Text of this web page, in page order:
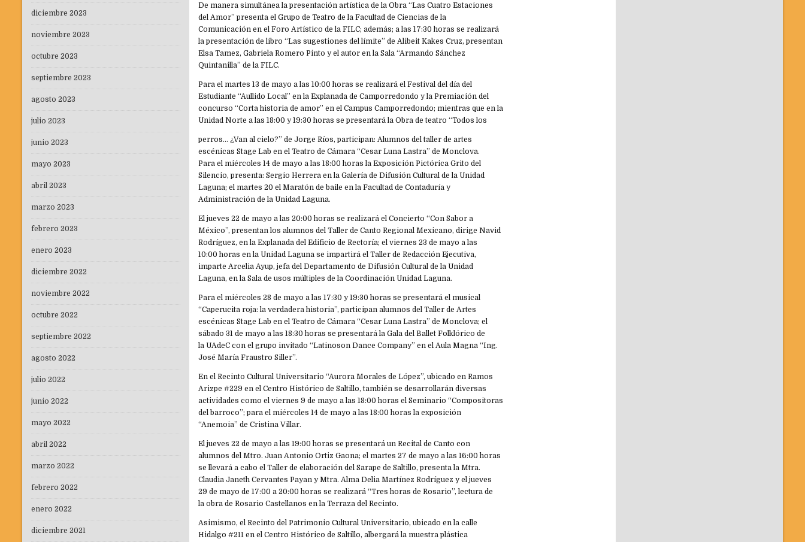
De manera simultánea la presentación artística de la Obra “Las Cuatro Estaciones
del Amor” presenta el Grupo de Teatro de la Facultad de Ciencias de la
Comunicación en el Foro Artístico de la FILC; además; a las 17:30 horas se realizará
la presentación de libro “Las sugestiones del límite” de Alibeit Kakes Cruz, presentan
Elsa Tamez, Gabriela Romero Pinto y el autor en la Sala “Armando Sánchez
Quintanilla” de la FILC.
Para el martes 13 de mayo a las 10:00 horas se realizará el Festival del día del
Estudiante “Aullido Local” en la Explanada de Camporredondo y la Premiación del
concurso “Corta historia de amor” en el Campus Camporredondo; mientras que en la
Unidad Norte a las 18:00 y 19:30 horas se presentará la Obra de teatro “Todos los
perros… ¿Van al cielo?” de Jorge Ríos, participan: Alumnos del taller de artes
escénicas Stage Lab en el Teatro de Cámara “Cesar Luna Lastra” de Monclova.
Para el miércoles 14 de mayo a las 18:00 horas la Exposición Pictórica Grito del
Silencio, presenta: Sergio Herrera en la Galería de Difusión Cultural de la Unidad
Laguna; el martes 20 el Maratón de baile en la Facultad de Contaduría y
Administración de la Unidad Laguna.
El jueves 22 de mayo a las 20:00 horas se realizará el Concierto “Con Sabor a
México”, presentan los alumnos del Taller de Canto Regional Mexicano, dirige Navid
Rodríguez, en la Explanada del Edificio de Rectoría; el viernes 23 de mayo a las
10:00 horas en la Unidad Laguna se impartirá el Taller de Redacción Ejecutiva,
imparte Arcelia Ayup, jefa del Departamento de Difusión Cultural de la Unidad
Laguna, en la Sala de usos múltiples de la Coordinación Unidad Laguna.
Para el miércoles 28 de mayo a las 17:30 y 19:30 horas se presentará el musical
“Caperucita roja: la verdadera historia”, participan alumnos del Taller de Artes
escénicas Stage Lab en el Teatro de Cámara “Cesar Luna Lastra” de Monclova; el
sábado 31 de mayo a las 18:30 horas se presentará la Gala del Ballet Folklórico de
la UAdeC con el grupo invitado “Latinoson Dance Company” en el Aula Magna “Ing.
José María Fraustro Siller”.
En el Recinto Cultural Universitario “Aurora Morales de López”, ubicado en Ramos
Arizpe #229 en el Centro Histórico de Saltillo, también se desarrollarán diversas
actividades como el viernes 9 de mayo a las 18:00 horas el Seminario “Compositoras
del barroco”; para el miércoles 14 de mayo a las 18:00 horas la exposición
“Anemoia” de Cristina Villar.
El jueves 22 de mayo a las 19:00 horas se presentará un Recital de Canto con
alumnos del Mtro. Juan Antonio Ortiz Gaona; el martes 27 de mayo a las 16:00 horas
se llevará a cabo el Taller de elaboración del Sarape de Saltillo, presenta la Mtra.
Claudia Janeth Cervantes Payan y Mtra. Alma Delia Martínez Rodríguez y el jueves
29 de mayo de 17:00 a 20:00 horas se realizará “Tres horas de Rosario”, lectura de
la obra de Rosario Castellanos en la Terraza del Recinto.
Asimismo, el Recinto del Patrimonio Cultural Universitario, ubicado en la calle
Hidalgo #211 en el Centro Histórico de Saltillo, albergará la muestra plástica
diciembre 2023
noviembre 2023
octubre 2023
septiembre 2023
agosto 2023
julio 2023
junio 2023
mayo 2023
abril 2023
marzo 2023
febrero 2023
enero 2023
diciembre 2022
noviembre 2022
octubre 2022
septiembre 2022
agosto 2022
julio 2022
junio 2022
mayo 2022
abril 2022
marzo 2022
febrero 2022
enero 2022
diciembre 2021